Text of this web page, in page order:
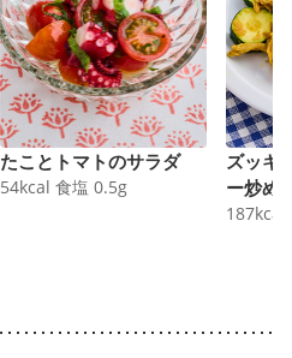
たことトマトのサラダ
54kcal 食塩 0.5g
ズッキ
ー炒め
187kcal